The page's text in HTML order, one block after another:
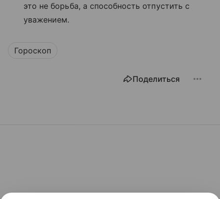
это не борьба, а способность отпустить с
уважением.
Гороскоп
Поделиться